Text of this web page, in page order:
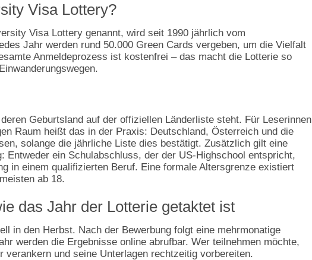
Visa Lottery?
Visa Lottery genannt, wird seit 1990 jährlich vom
Jahr werden rund 50.000 Green Cards vergeben, um die Vielfalt
Anmeldeprozess ist kostenfrei – das macht die Lotterie so
Geburtsland auf der offiziellen Länderliste steht. Für Leserinnen
Raum heißt das in der Praxis: Deutschland, Österreich und die
solange die jährliche Liste dies bestätigt. Zusätzlich gilt eine
Entweder ein Schulabschluss, der der US‑Highschool entspricht,
in einem qualifizierten Beruf. Eine formale Altersgrenze existiert
ab 18.
das Jahr der Lotterie getaktet ist
in den Herbst. Nach der Bewerbung folgt eine mehrmonatige
werden die Ergebnisse online abrufbar. Wer teilnehmen möchte,
verankern und seine Unterlagen rechtzeitig vorbereiten.